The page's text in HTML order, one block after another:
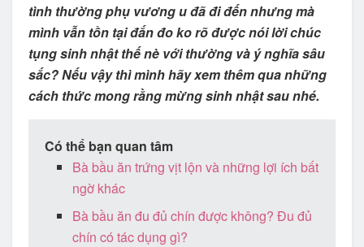
tình thường phụ vương u đã đi đến nhưng mà
mình vẫn tồn tại đắn đo ko rõ được nói lời chúc
tụng sinh nhật thế nè với thường và ý nghĩa sâu
sắc? Nếu vậy thì mình hãy xem thêm qua những
cách thức mong rằng mừng sinh nhật sau nhé.
Có thể bạn quan tâm
Bà bầu ăn trứng vịt lộn và những lợi ích bất
ngờ khác
Bà bầu ăn đu đủ chín được không? Đu đủ
chín có tác dụng gì?